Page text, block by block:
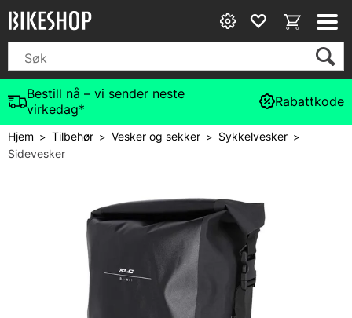
Bestill nå – vi sender neste
virkedag*
Rabattkode
Hjem>Tilbehør>Vesker og sekker> Sykkelvesker>
Sidevesker